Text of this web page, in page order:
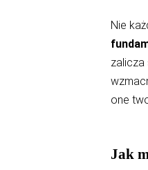
Nie
zalicza
one
Jak